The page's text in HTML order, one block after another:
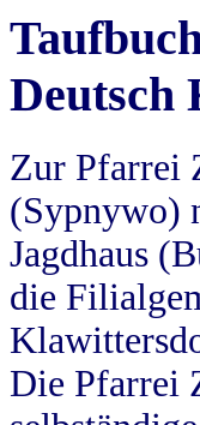
Deutsch
Zur Pfarrei
(Sypnywo)
Jagdhaus
die
Die Pfarrei